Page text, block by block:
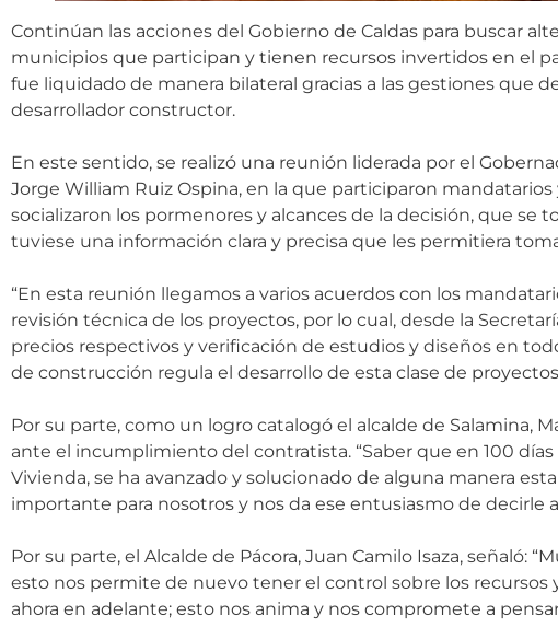
Continúan las acciones del Gobierno de Caldas para buscar
municipios que participan y tienen recursos invertidos en el
fue liquidado de manera bilateral gracias a las gestiones que
desarrollador constructor.
En este sentido, se realizó una reunión liderada por el
Jorge William Ruiz Ospina, en la que participaron
socializaron los pormenores y alcances de la decisión, que
tuviese una información clara y precisa que les permitiera
“En esta reunión llegamos a varios acuerdos con los
revisión técnica de los proyectos, por lo cual, desde la
precios respectivos y verificación de estudios y diseños en
de construcción regula el desarrollo de esta clase de
Por su parte, como un logro catalogó el alcalde de Salamina,
ante el incumplimiento del contratista. “Saber que en 100
Vivienda, se ha avanzado y solucionado de alguna manera
importante para nosotros y nos da ese entusiasmo de decirle
Por su parte, el Alcalde de Pácora, Juan Camilo Isaza,
esto nos permite de nuevo tener el control sobre los
ahora en adelante; esto nos anima y nos compromete a